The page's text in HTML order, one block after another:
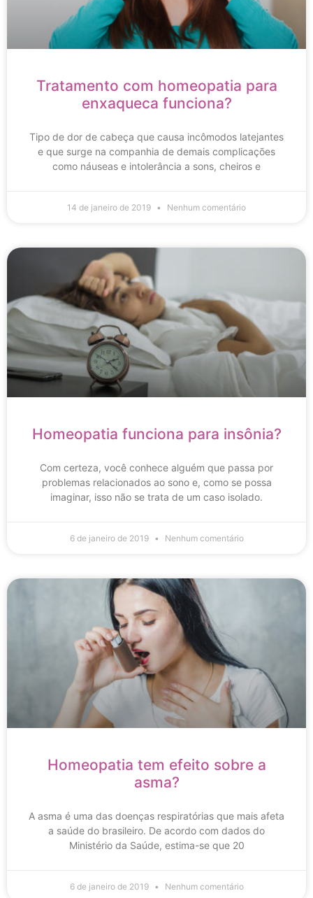
Tratamento com homeopatia para
enxaqueca funciona?
Tipo de dor de cabeça que causa incômodos latejantes
e que surge na companhia de demais complicações
como náuseas e intolerância a sons, cheiros e
14 de janeiro de 2019 Nenhum comentário
Homeopatia funciona para insônia?
Com certeza, você conhece alguém que passa por
problemas relacionados ao sono e, como se possa
imaginar, isso não se trata de um caso isolado.
6 de janeiro de 2019 Nenhum comentário
Homeopatia tem efeito sobre a
asma?
A asma é uma das doenças respiratórias que mais afeta
a saúde do brasileiro. De acordo com dados do
Ministério da Saúde, estima-se que 20
6 de janeiro de 2019 Nenhum comentário